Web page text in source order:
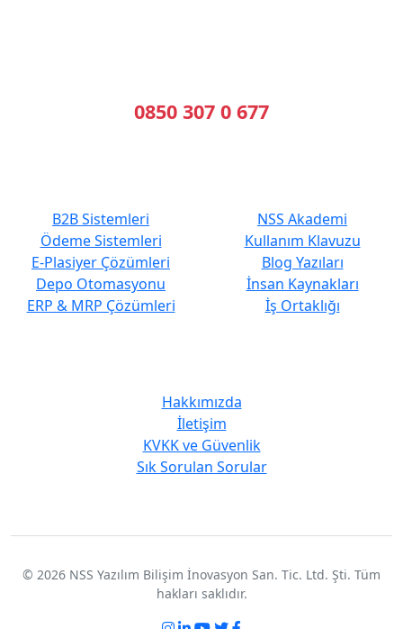
0850 307 0 677
B2B Sistemleri
Ödeme Sistemleri
E-Plasiyer Çözümleri
Depo Otomasyonu
ERP & MRP Çözümleri
NSS Akademi
Kullanım Klavuzu
Blog Yazıları
İnsan Kaynakları
İş Ortaklığı
Hakkımızda
İletişim
KVKK ve Güvenlik
Sık Sorulan Sorular
© 2026 NSS Yazılım Bilişim İnovasyon San. Tic. Ltd. Şti. Tüm
hakları saklıdır.